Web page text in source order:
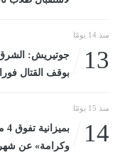
منذ 14 يومًا
13
جوتيريش:
بوقف القتال فورا
منذ 15 يومًا
14
وكرامة» عن شهر... الثلاثاء،